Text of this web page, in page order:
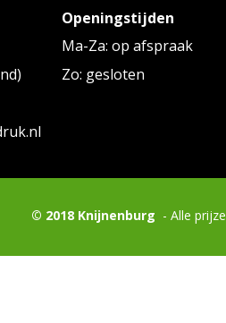
Openingstijden
Ma-Za: op afspraak
Zo: gesloten
© 2018 Knijnenburg - Alle